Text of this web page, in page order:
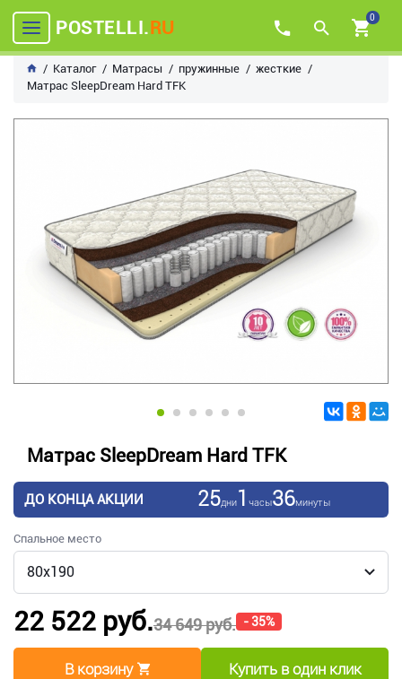
POSTELLI.RU 0
Каталог Матрасы пружинные
жесткие
Матрас SleepDream Hard TFK
Матрас SleepDream Hard TFK
ДО КОНЦА АКЦИИ 25дни1 часы36минуты
Спальное место
34 649 руб. - 35%
22 522 руб.
В корзину Купить в один клик